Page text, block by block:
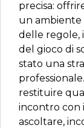
precisa:
un ambiente
delle regole,
del gioco di
stato una
restituire
incontro con
ascoltare,